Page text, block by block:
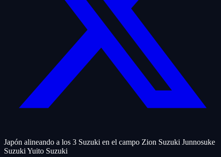
Japón alineando a los 3 Suzuki en el campo Zion Suzuki Junnosuke
Suzuki Yuito Suzuki